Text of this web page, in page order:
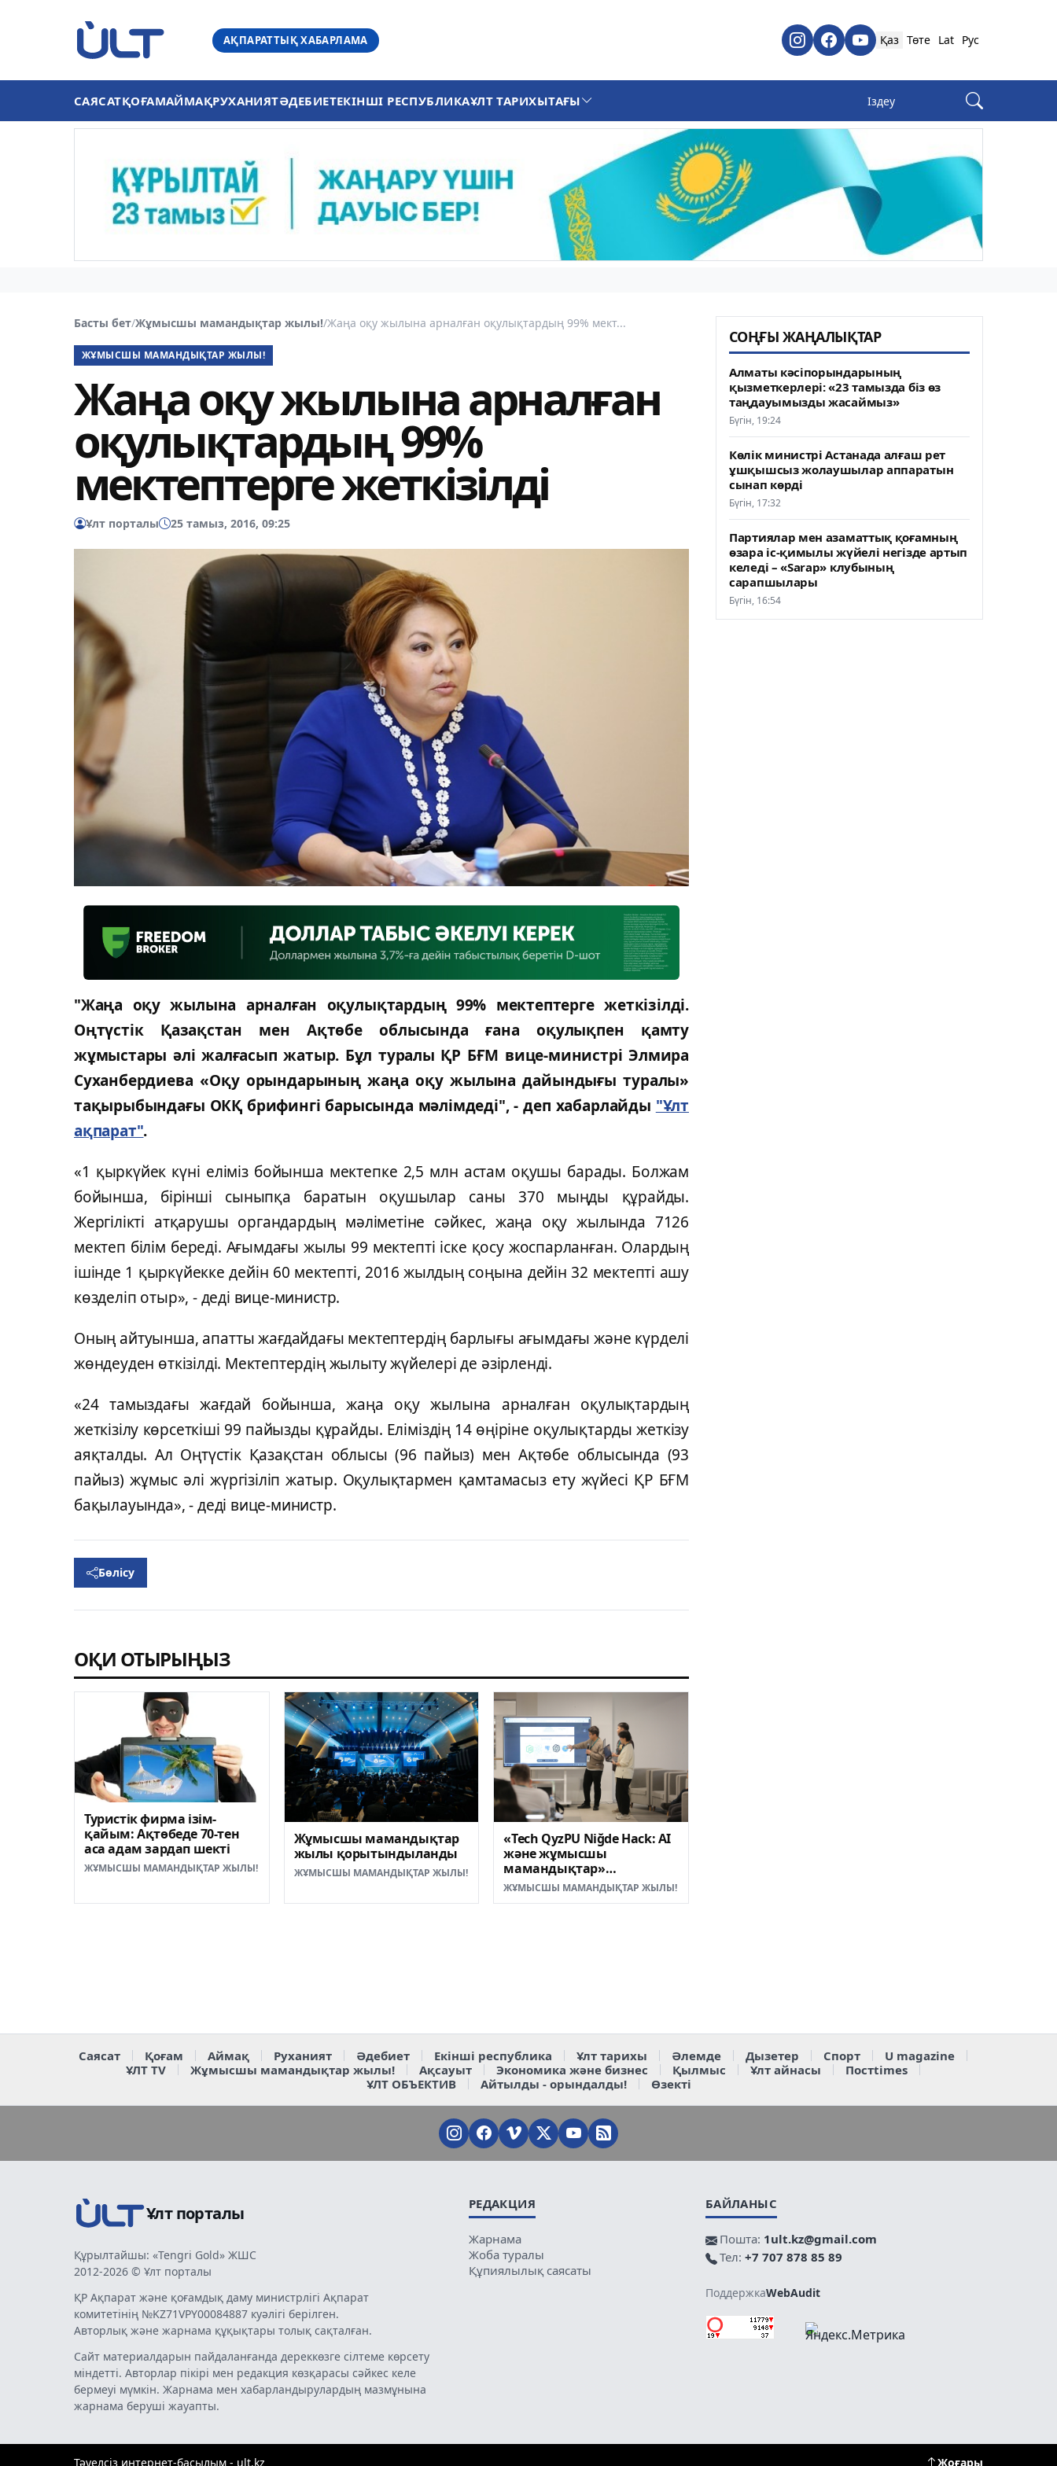
АҚПАРАТТЫҚ ХАБАРЛАМА Қаз Төте Lat Рус
САЯСАТҚОҒАМАЙМАҚРУХАНИЯТӘДЕБИЕТЕКІНШІ РЕСПУБЛИКАҰЛТ ТАРИХЫТАҒЫ
Басты бет/Жұмысшы мамандықтар жылы!/Жаңа оқу жылына арналған оқулықтардың 99% мект...
ЖҰМЫСШЫ МАМАНДЫҚТАР ЖЫЛЫ!
Жаңа оқу жылына арналған
оқулықтардың 99%
мектептерге жеткiзiлдi
Ұлт порталы 25 тамыз, 2016, 09:25
"Жаңа оқу жылына арналған оқулықтардың 99% мектептерге жеткiзiлдi.
Оңтүстiк Қазақстан мен Ақтөбе облысында ғана оқулықпен қамту
жұмыстары әлi жалғасып жатыр. Бұл туралы ҚР БҒМ вице-министрi Элмира
Суханбердиева «Оқу орындарының жаңа оқу жылына дайындығы туралы»
тақырыбындағы ОКҚ брифингi барысында мәлiмдедi", - деп хабарлайды "Ұлт
ақпарат".
«1 қыркүйек күнi елiмiз бойынша мектепке 2,5 млн астам оқушы барады. Болжам
бойынша, бiрiншi сыныпқа баратын оқушылар саны 370 мыңды құрайды.
Жергiлiктi атқарушы органдардың мәлiметiне сәйкес, жаңа оқу жылында 7126
мектеп бiлiм бередi. Ағымдағы жылы 99 мектептi iске қосу жоспарланған. Олардың
iшiнде 1 қыркүйекке дейiн 60 мектептi, 2016 жылдың соңына дейiн 32 мектептi ашу
көзделiп отыр», - дедi вице-министр.
Оның айтуынша, апатты жағдайдағы мектептердiң барлығы ағымдағы және күрделi
жөндеуден өткiзiлдi. Мектептердiң жылыту жүйелерi де әзiрлендi.
«24 тамыздағы жағдай бойынша, жаңа оқу жылына арналған оқулықтардың
жеткiзiлу көрсеткiшi 99 пайызды құрайды. Елiмiздiң 14 өңiрiне оқулықтарды жеткiзу
аяқталды. Ал Оңтүстiк Қазақстан облысы (96 пайыз) мен Ақтөбе облысында (93
пайыз) жұмыс әлi жүргiзiлiп жатыр. Оқулықтармен қамтамасыз ету жүйесi ҚР БҒМ
бақылауында», - дедi вице-министр.
Бөлісу
ОҚИ ОТЫРЫҢЫЗ
Туристік фирма ізім-
қайым: Ақтөбеде 70-тен
аса адам зардап шекті
ЖҰМЫСШЫ МАМАНДЫҚТАР ЖЫЛЫ!
Жұмысшы мамандықтар
жылы қорытындыланды
ЖҰМЫСШЫ МАМАНДЫҚТАР ЖЫЛЫ!
«Tech QyzPU Niğde Hack: AI
және жұмысшы
мамандықтар»
халықаралық хакатон
жеңімпаздары
ЖҰМЫСШЫ МАМАНДЫҚТАР ЖЫЛЫ!
СОҢҒЫ ЖАҢАЛЫҚТАР
Алматы кәсіпорындарының
қызметкерлері: «23 тамызда біз өз
таңдауымызды жасаймыз»
Бүгін, 19:24
Көлік министрі Астанада алғаш рет
ұшқышсыз жолаушылар аппаратын
сынап көрді
Бүгін, 17:32
Партиялар мен азаматтық қоғамның
өзара іс-қимылы жүйелі негізде артып
келеді – «Sarap» клубының
сарапшылары
Бүгін, 16:54
Саясат Қоғам Аймақ Руханият Әдебиет Екінші республика Ұлт тарихы Әлемде Дызетер Спорт
U magazine
ҰЛТ TV
Жұмысшы мамандықтар жылы! Ақсауыт Экономика және бизнес Қылмыс Ұлт айнасы
Постtimes
ҰЛТ ОБЪЕКТИВ
Айтылды - орындалды! Өзекті
Ұлт порталы
Құрылтайшы: «Tengri Gold» ЖШС
2012-2026 © Ұлт порталы
ҚР Ақпарат және қоғамдық даму министрлігі Ақпарат
комитетінің №KZ71VPY00084887 куәлігі берілген.
Авторлық және жарнама құқықтары толық сақталған.
Сайт материалдарын пайдаланғанда дереккөзге сілтеме көрсету
міндетті. Авторлар пікірі мен редакция көзқарасы сәйкес келе
бермеуі мүмкін. Жарнама мен хабарландырулардың мазмұнына
жарнама беруші жауапты.
РЕДАКЦИЯ
Жарнама
Жоба туралы
Құпиялылық саясаты
БАЙЛАНЫС
Пошта: 1ult.kz@gmail.com
Тел: +7 707 878 85 89
ПоддержкаWebAudit
Тәуелсіз интернет-басылым - ult.kz Жоғары